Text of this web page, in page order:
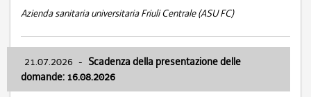
Azienda sanitaria universitaria Friuli Centrale (ASU FC)
21.07.2026 - Scadenza della presentazione delle
domande: 16.08.2026